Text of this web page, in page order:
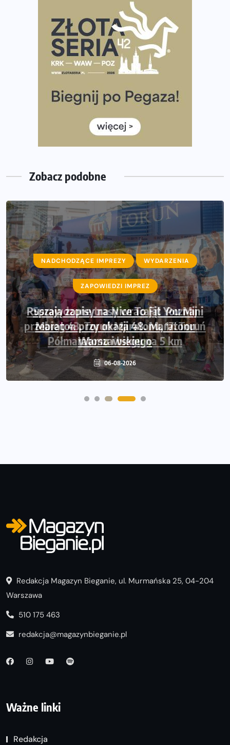
Ponad 12 tysięcy uczestników pobiegło dla Bohaterów!
Tętno vs tempo – czym kierować się w bieganiu?
Co ma dużo białka? Produkty, które warto włączyć do
Rozbiegany Olsztyn szykuje się na weekend z
Już w tę sobotę 35. Bieg Powstania Warszawskiego.
Wystartuje rekordowa liczba uczestników
35. Bieg Powstania Warszawskiego – praktyczny
poradnik przed startem
Zobacz podobne
NADCHODZĄCE IMPREZY WYDARZENIA
ZAPOWIEDZI IMPREZ
Sprawdzone trasy wracają! Poznaj
przebieg 43. Toruń Maratonu, 17. Toruń
Półmaratonu i biegu na 5 km
06-08-2026
Redakcja Magazyn Bieganie, ul. Murmańska 25, 04-204
Warszawa
510 175 463
redakcja@magazynbieganie.pl
Ważne linki
Redakcja